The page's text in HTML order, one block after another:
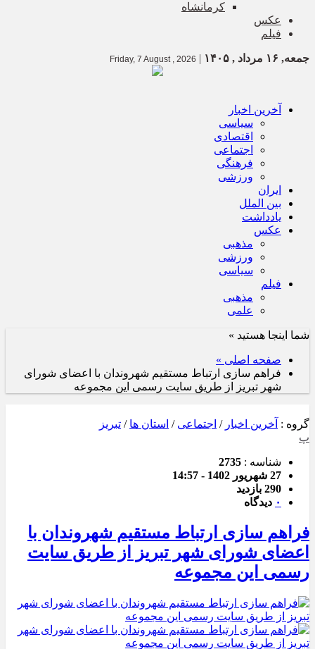
کرمانشاه
عکس
فیلم
جمعه, ۱۶ مرداد , ۱۴۰۵ |
Friday, 7 August , 2026
آخرین اخبار
سیاسی
اقتصادی
اجتماعی
فرهنگی
ورزشی
ایران
بین الملل
یادداشت
عکس
مذهبی
ورزشی
سیاسی
فیلم
مذهبی
علمی
شما اینجا هستید »
صفحه اصلی »
فراهم سازی ارتباط مستقیم شهروندان با اعضای شورای
شهر تبریز از طریق سایت رسمی این مجموعه
گروه : آخرین اخبار / اجتماعی / استان ها / تبریز
پ
شناسه : 2735
27 شهریور 1402 - 14:57
290 بازدید
۰ دیدگاه
فراهم سازی ارتباط مستقیم شهروندان با
اعضای شورای شهر تبریز از طریق سایت
رسمی این مجموعه